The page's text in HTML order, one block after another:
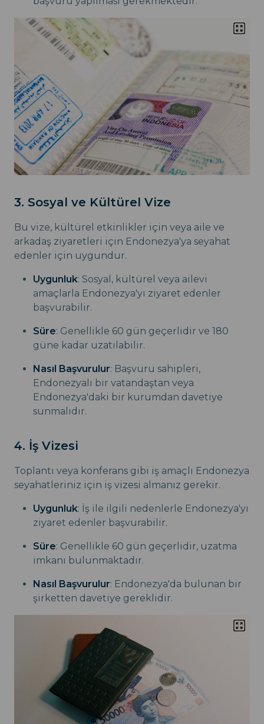
3. Sosyal ve Kültürel Vize
Bu vize, kültürel etkinlikler için veya aile ve
arkadaş ziyaretleri için Endonezya'ya seyahat
edenler için uygundur.
Uygunluk: Sosyal, kültürel veya ailevi
amaçlarla Endonezya'yı ziyaret edenler
başvurabilir.
Süre: Genellikle 60 gün geçerlidir ve 180
güne kadar uzatılabilir.
Nasıl Başvurulur: Başvuru sahipleri,
Endonezyalı bir vatandaştan veya
Endonezya'daki bir kurumdan davetiye
sunmalıdır.
4. İş Vizesi
Toplantı veya konferans gibi iş amaçlı Endonezya
seyahatleriniz için iş vizesi almanız gerekir.
Uygunluk: İş ile ilgili nedenlerle Endonezya'yı
ziyaret edenler başvurabilir.
Süre: Genellikle 60 gün geçerlidir, uzatma
imkanı bulunmaktadır.
Nasıl Başvurulur: Endonezya'da bulunan bir
şirketten davetiye gereklidir.